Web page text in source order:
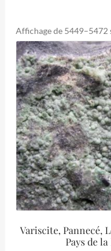
Affichage de
Variscite, Pannecé,
Pays de